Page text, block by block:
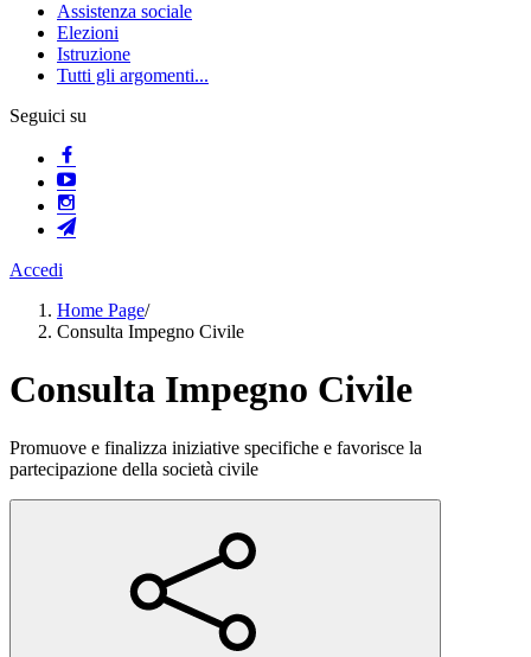
Assistenza sociale
Elezioni
Istruzione
Tutti gli argomenti...
Seguici su
Accedi
Home Page/
Consulta Impegno Civile
Consulta Impegno Civile
Promuove e finalizza iniziative specifiche e favorisce la
partecipazione della società civile